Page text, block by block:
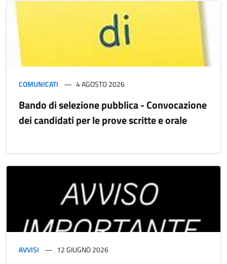
COMUNICATI 4 AGOSTO 2026
Bando di selezione pubblica - Convocazione
dei candidati per le prove scritte e orale
AVVISI 12 GIUGNO 2026